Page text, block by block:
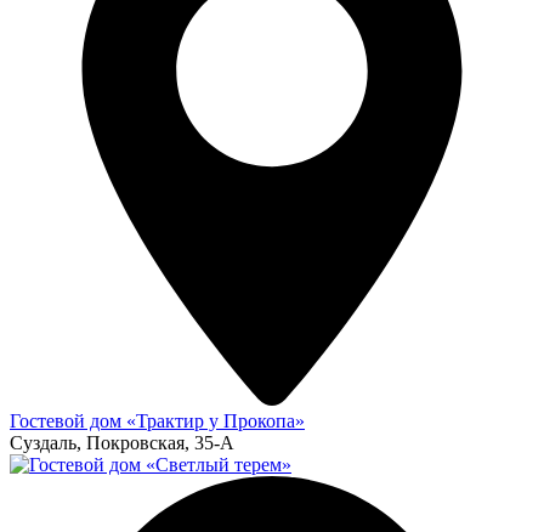
Гостевой дом «Трактир у Прокопа»
Суздаль, Покровская, 35-А